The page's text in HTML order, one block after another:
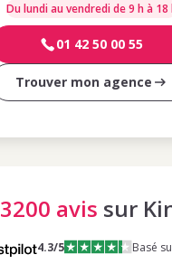
Du lundi au vendredi de 9 h à 18
01 42 50 00 55
Trouver mon agence
3200 avis sur
4.3/5 Basé